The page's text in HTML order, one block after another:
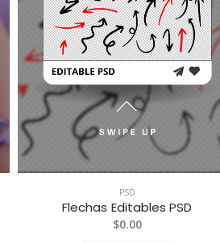
PSD
Flechas Editables PSD
$0.00